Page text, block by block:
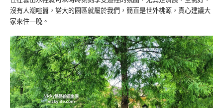
沒有人潮喧囂，諾大的園區就屬於我們，簡直是世外桃源，真心建議大
家來住一晚。